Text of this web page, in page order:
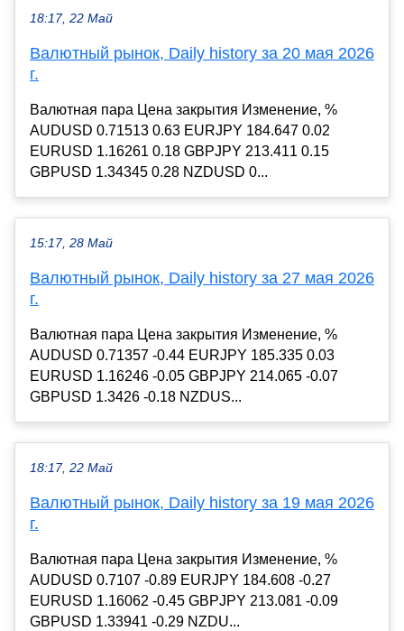
18:17, 22 Май
Валютный рынок, Daily history за 20 мая 2026
г.
Валютная пара Цена закрытия Изменение, %
AUDUSD 0.71513 0.63 EURJPY 184.647 0.02
EURUSD 1.16261 0.18 GBPJPY 213.411 0.15
GBPUSD 1.34345 0.28 NZDUSD 0...
15:17, 28 Май
Валютный рынок, Daily history за 27 мая 2026
г.
Валютная пара Цена закрытия Изменение, %
AUDUSD 0.71357 -0.44 EURJPY 185.335 0.03
EURUSD 1.16246 -0.05 GBPJPY 214.065 -0.07
GBPUSD 1.3426 -0.18 NZDUS...
18:17, 22 Май
Валютный рынок, Daily history за 19 мая 2026
г.
Валютная пара Цена закрытия Изменение, %
AUDUSD 0.7107 -0.89 EURJPY 184.608 -0.27
EURUSD 1.16062 -0.45 GBPJPY 213.081 -0.09
GBPUSD 1.33941 -0.29 NZDU...